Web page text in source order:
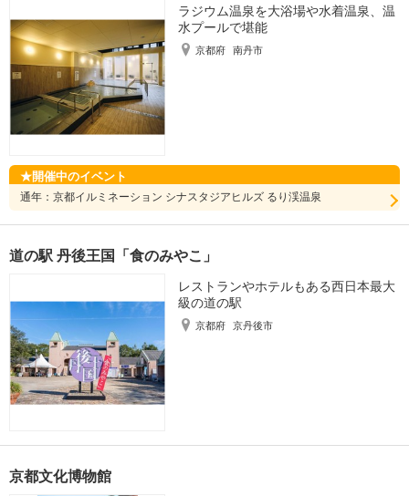
ラジウム温泉を大浴場や水着温泉、温
水プールで堪能
京都府 南丹市
開催中のイベント
通年：京都イルミネーション シナスタジアヒルズ るり渓温泉
道の駅 丹後王国「食のみやこ」
レストランやホテルもある西日本最大
級の道の駅
京都府 京丹後市
京都文化博物館